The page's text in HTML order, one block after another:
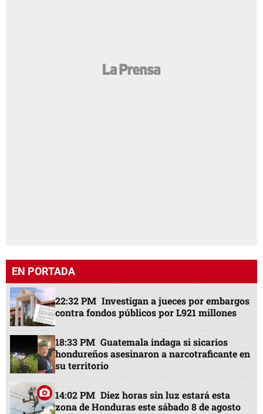
EN PORTADA
22:32 PM Investigan a jueces por embargos
contra fondos públicos por L921 millones
18:33 PM Guatemala indaga si sicarios
hondureños asesinaron a narcotraficante en
su territorio
14:02 PM Diez horas sin luz estará esta
zona de Honduras este sábado 8 de agosto